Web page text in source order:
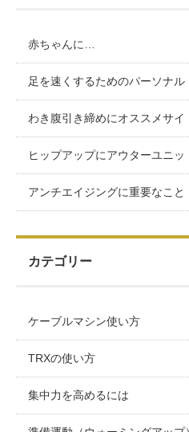
赤ちゃんに…
足を速くするためのパーソナル
わき腹引き締めにオススメサイ
ヒップアップにアウターユニッ
アンチエイジングに重要なこと
カテゴリー
ケーブルマシン使い方
TRXの使い方
集中力を高めるには